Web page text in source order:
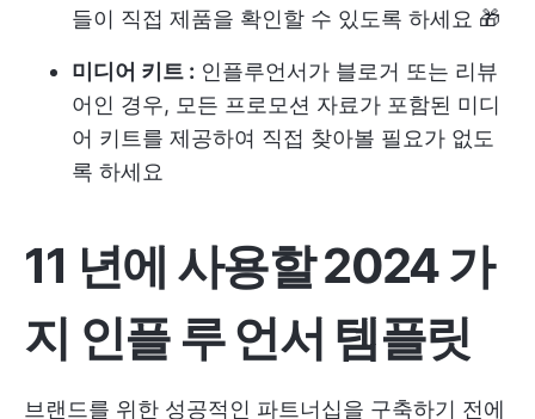
들이 직접 제품을 확인할 수 있도록 하세요 🎁
미디어 키트 : 인플루언서가 블로거 또는 리뷰
어인 경우, 모든 프로모션 자료가 포함된 미디
어 키트를 제공하여 직접 찾아볼 필요가 없도
록 하세요
11 년에 사용할 2024 가
지 인플 루 언서 템플릿
브랜드를 위한 성공적인 파트너십을 구축하기 전에